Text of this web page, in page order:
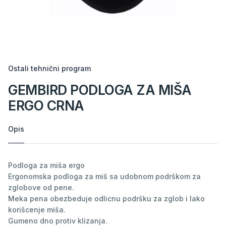
Ostali tehnični program
GEMBIRD PODLOGA ZA MIŠA
ERGO CRNA
Opis
Podloga za miša ergo
Ergonomska podloga za miš sa udobnom podrškom za
zglobove od pene.
Meka pena obezbeduje odlicnu podršku za zglob i lako
korišcenje miša.
Gumeno dno protiv klizanja.